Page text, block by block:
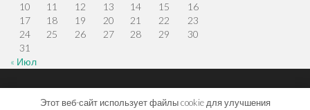
10
11 12 13 14 15
16
17
18 19 20 21 22
23
24
25 26 27 28 29
30
31
« Июл
Меню
Этот веб-сайт использует файлы cookie для улучшения